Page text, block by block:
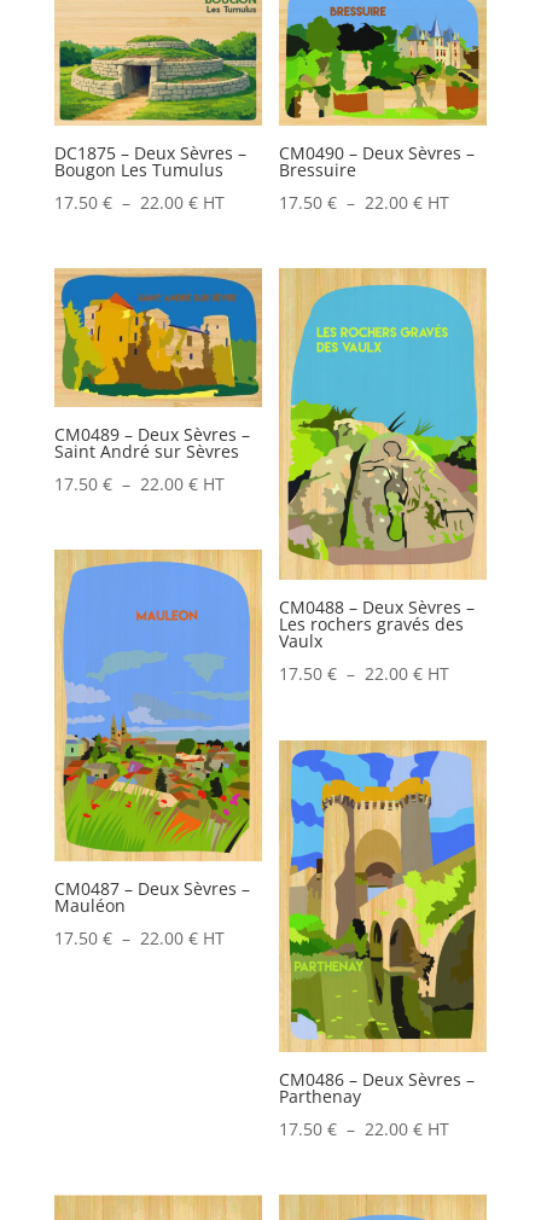
17.50 €
à
22.00 €
à
22.00 €
DC1875 – Deux Sèvres –
Bougon Les Tumulus
17.50 € – 22.00 €Plage
prix :
17.50 €
à
22.00 €
HT
CM0490 – Deux Sèvres –
Bressuire
17.50€ – 22.00€Plage
prix :
17.50 €
à
HT
CM0489 – Deux Sèvres –
Saint André sur Sèvres
17.50 € – 22.00 €Plage
prix :
17.50 €
à
HT
CM0488 – Deux Sèvres –
Les rochers gravés des
Vaulx
17.50€ – 22.00€Plage
prix :
17.50 €
à
22.00 €
HT
CM0487 – Deux Sèvres –
Mauléon
17.50 € – 22.00 €Plage
HT
CM0486 – Deux Sèvres –
Parthenay
17.50€ – 22.00€Plage
prix :
HT